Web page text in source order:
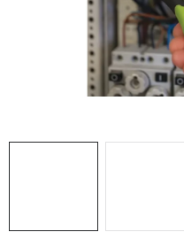
Obchodné podmienky